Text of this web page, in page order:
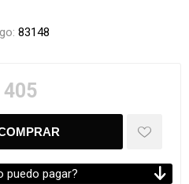
83148
405
puedo pagar?